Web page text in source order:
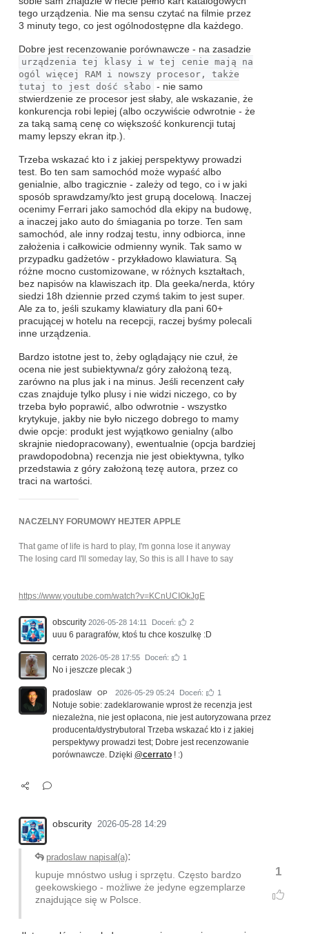
tego urządzenia. Nie ma sensu czytać na filmie przez
3 minuty tego, co jest ogólnodostępne dla każdego.
Dobre jest recenzowanie porównawcze - na zasadzie
urządzenia tej klasy i w tej cenie mają na
ogól więcej RAM i nowszy procesor, także
tutaj to jest dość słabo - nie samo
stwierdzenie ze procesor jest słaby, ale wskazanie, że
konkurencja robi lepiej (albo oczywiście odwrotnie - że
za taką samą cenę co większość konkurencji tutaj
mamy lepszy ekran itp.).
Trzeba wskazać kto i z jakiej perspektywy prowadzi
test. Bo ten sam samochód może wypaść albo
genialnie, albo tragicznie - zależy od tego, co i w jaki
sposób sprawdzamy/kto jest grupą docelową. Inaczej
ocenimy Ferrari jako samochód dla ekipy na budowę,
a inaczej jako auto do śmiagania po torze. Ten sam
samochód, ale inny rodzaj testu, inny odbiorca, inne
założenia i całkowicie odmienny wynik. Tak samo w
przypadku gadżetów - przykładowo klawiatura. Są
różne mocno customizowane, w różnych kształtach,
bez napisów na klawiszach itp. Dla geeka/nerda, który
siedzi 18h dziennie przed czymś takim to jest super.
Ale za to, jeśli szukamy klawiatury dla pani 60+
pracującej w hotelu na recepcji, raczej byśmy polecali
inne urządzenia.
Bardzo istotne jest to, żeby oglądający nie czuł, że
ocena nie jest subiektywna/z góry założoną tezą,
zarówno na plus jak i na minus. Jeśli recenzent cały
czas znajduje tylko plusy i nie widzi niczego, co by
trzeba było poprawić, albo odwrotnie - wszystko
krytykuje, jakby nie było niczego dobrego to mamy
dwie opcje: produkt jest wyjątkowo genialny (albo
skrajnie niedopracowany), ewentualnie (opcja bardziej
prawdopodobna) recenzja nie jest obiektywna, tylko
przedstawia z góry założoną tezę autora, przez co
traci na wartości.
NACZELNY FORUMOWY HEJTER APPLE
That game of life is hard to play, I'm gonna lose it anyway
The losing card I'll someday lay, So this is all I have to say
https://www.youtube.com/watch?v=KCnUCIOkJgE
obscurity 2026-05-28 14:11 Doceń: 2
uuu 6 paragrafów, ktoś tu chce koszulkę :D
cerrato 2026-05-28 17:55 Doceń: 1
No i jeszcze plecak ;)
pradoslaw OP 2026-05-29 05:24 Doceń: 1
Notuje sobie: zadeklarowanie wprost że recenzja jest
niezależna, nie jest opłacona, nie jest autoryzowana przez
producenta/dystrybutoral Trzeba wskazać kto i z jakiej
perspektywy prowadzi test; Dobre jest recenzowanie
porównawcze. Dzięki @cerrato ! :)
obscurity 2026-05-28 14:29
1
pradoslaw napisał(a):
kupuje mnóstwo usług i sprzętu. Często bardzo
geekowskiego - możliwe że jedyne egzemplarze
znajdujące się w Polsce.